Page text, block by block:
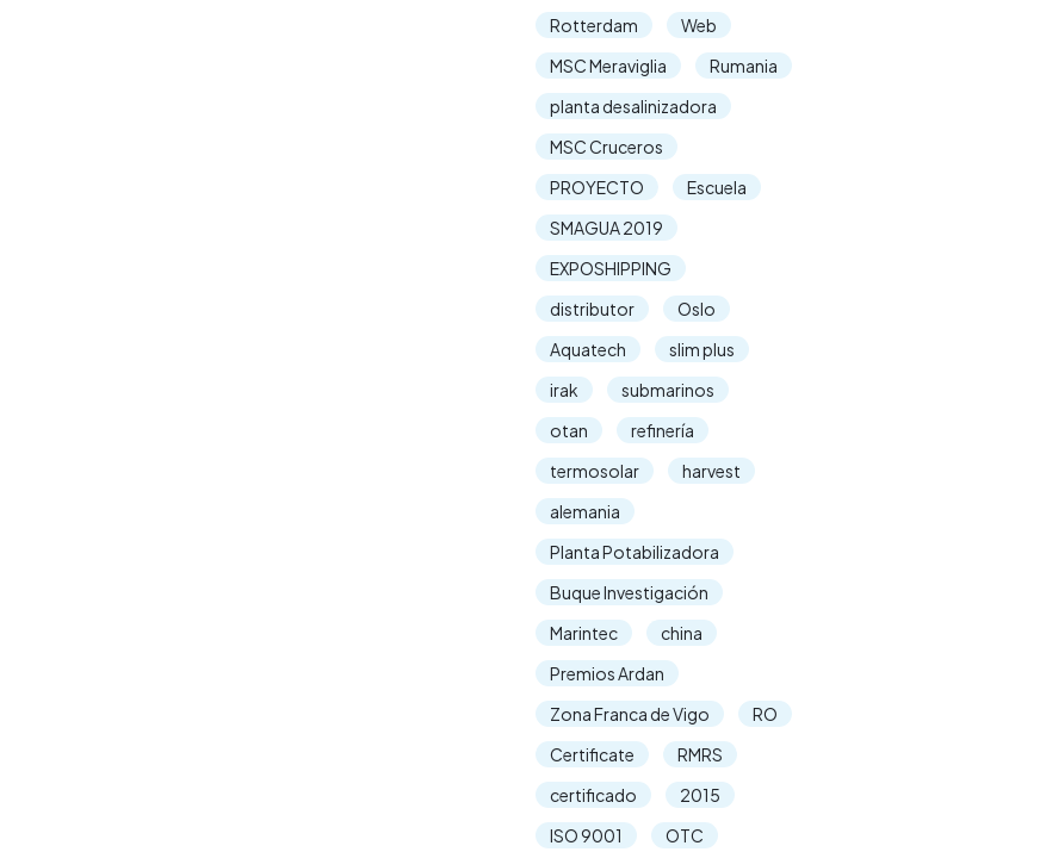
Rotterdam
Web
MSC Meraviglia
Rumania
planta desalinizadora
MSC Cruceros
PROYECTO
Escuela
SMAGUA 2019
EXPOSHIPPING
distributor
Oslo
Aquatech
slim plus
irak
submarinos
otan
refinería
termosolar
harvest
alemania
Planta Potabilizadora
Buque Investigación
Marintec
china
Premios Ardan
Zona Franca de Vigo
RO
Certificate
RMRS
certificado
2015
ISO 9001
OTC